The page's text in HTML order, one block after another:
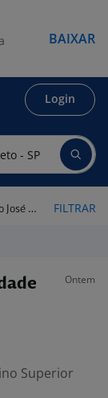
Login
- SP FILTRAR
Ontem
Superior
BAIXAR